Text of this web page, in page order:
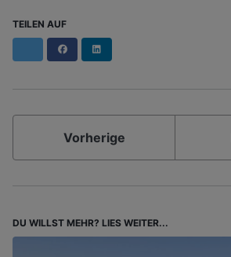
TEILEN AUF
Facebook
Vorherige
DU WILLST MEHR? LIES WEITER...